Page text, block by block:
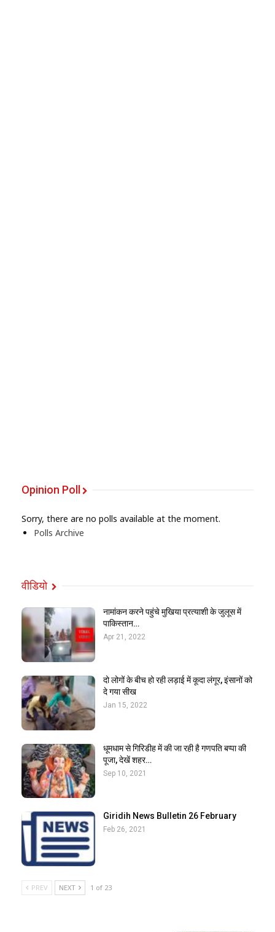
Opinion Poll
Sorry, there are no polls available at the moment.
Polls Archive
वीडियो
नामांकन करने पहुंचे मुखिया प्रत्याशी के जुलूस में
पाकिस्तान…
Apr 21, 2022
दो लोगों के बीच हो रही लड़ाई में कूदा लंगूर, इंसानों को
दे गया सीख
Jan 15, 2022
धूमधाम से गिरिडीह में की जा रही है गणपति बप्पा की
पूजा, देखें शहर…
Sep 10, 2021
Giridih News Bulletin 26 February
Feb 26, 2021
PREV NEXT 1 of 23